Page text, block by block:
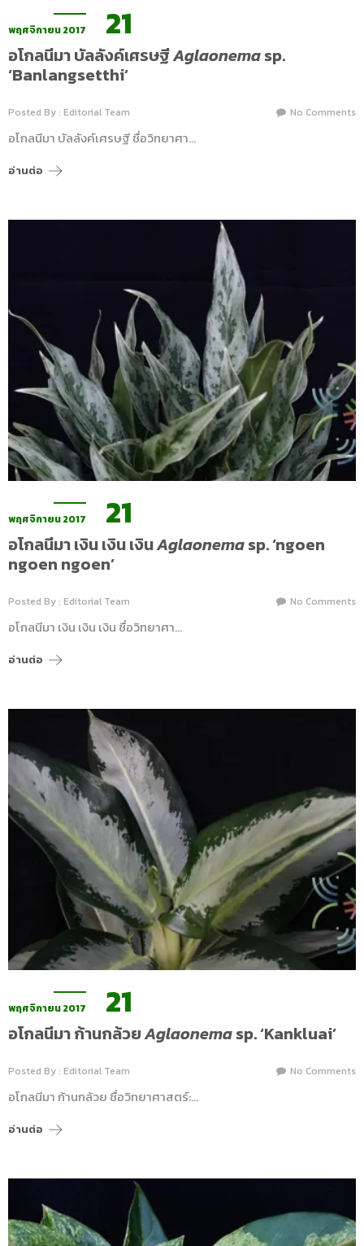
พฤศจิกายน 2017 21
อโกลนีมา บัลลังค์เศรษฐีAglaonemasp.
‘Banlangsetthi’
Posted By : Editorial Team No Comments
อโกลนีมา บัลลังค์เศรษฐี ชื่อวิทยาศา…
อ่านต่อ
พฤศจิกายน 2017 21
อโกลนีมา เงิน เงิน เงินAglaonemasp. ‘ngoen
ngoen ngoen’
Posted By : Editorial Team No Comments
อโกลนีมา เงิน เงิน เงิน ชื่อวิทยาศา…
อ่านต่อ
พฤศจิกายน 2017 21
อโกลนีมา ก้านกล้วยAglaonemasp. ‘Kankluai’
Posted By : Editorial Team No Comments
อโกลนีมา ก้านกล้วย ชื่อวิทยาศาสตร์:…
อ่านต่อ